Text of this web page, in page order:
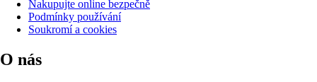
Nakupujte online bezpečně
Podmínky používání
Soukromí a cookies
O nás